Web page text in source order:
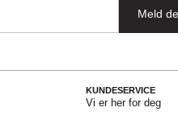
Meld
KUNDESERVICE
Vi er her for deg